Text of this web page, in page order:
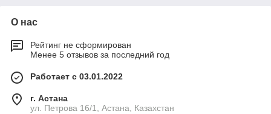
О нас
Рейтинг не сформирован
Менее 5 отзывов за последний год
Работает с 03.01.2022
г. Астана
ул. Петрова 16/1, Астана, Казахстан